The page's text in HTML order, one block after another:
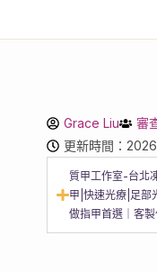
Grace Liu 審
更新時間：
質甲工作室-台北
甲|快速光療|足部
做指甲首選｜客